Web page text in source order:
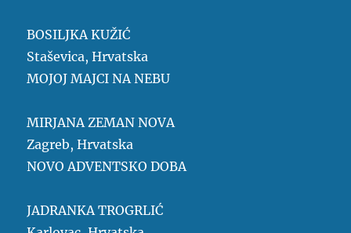
BOSILJKA KUŽIĆ
Staševica, Hrvatska
MOJOJ MAJCI NA NEBU
MIRJANA ZEMAN NOVA
Zagreb, Hrvatska
NOVO ADVENTSKO DOBA
JADRANKA TROGRLIĆ